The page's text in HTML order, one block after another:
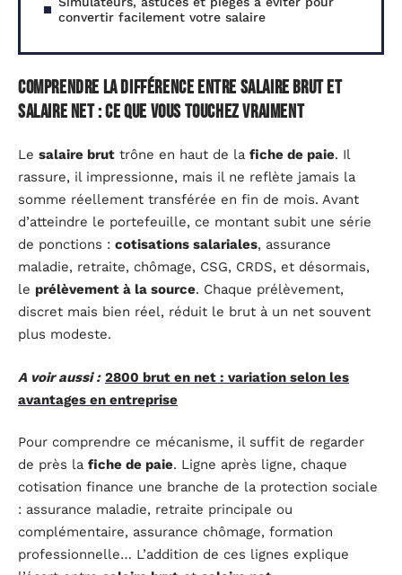
convertir facilement votre salaire
Comprendre la différence entre salaire brut et
salaire net : ce que vous touchez vraiment
Le salaire brut trône en haut de la fiche de paie. Il
rassure, il impressionne, mais il ne reflète jamais la
somme réellement transférée en fin de mois. Avant
d’atteindre le portefeuille, ce montant subit une série
de ponctions : cotisations salariales, assurance
maladie, retraite, chômage, CSG, CRDS, et désormais,
le prélèvement à la source. Chaque prélèvement,
discret mais bien réel, réduit le brut à un net souvent
plus modeste.
A voir aussi : 2800 brut en net : variation selon les
avantages en entreprise
Pour comprendre ce mécanisme, il suffit de regarder
de près la fiche de paie. Ligne après ligne, chaque
cotisation finance une branche de la protection sociale
: assurance maladie, retraite principale ou
complémentaire, assurance chômage, formation
professionnelle… L’addition de ces lignes explique